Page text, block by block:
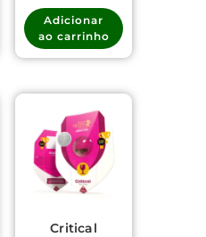
Adicionar
ao carrinho
Critical